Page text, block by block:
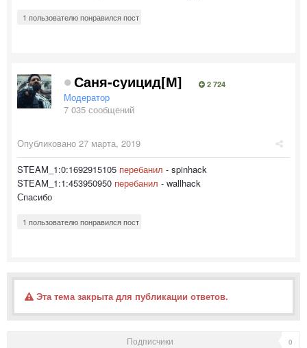
1 пользователю понравился пост
Саня-суицид[М] 2 724
Модератор
7 035 сообщений
Опубликовано 27 марта, 2019
STEAM_1:0:1692915105 перебанил - spinhack
STEAM_1:1:453950950 перебанил - wallhack
Спасибо
1 пользователю понравился пост
Эта тема закрыта для публикации ответов.
Подписчики 0